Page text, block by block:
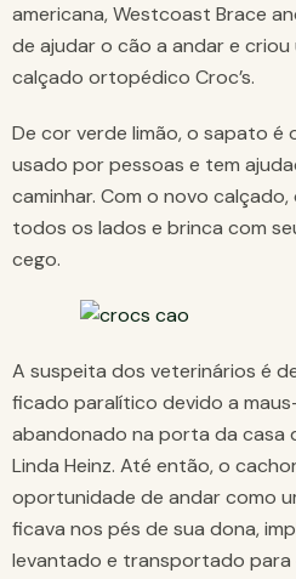
americana, Westcoast Brace
de ajudar o cão a andar e
calçado ortopédico Croc’s.
De cor verde limão, o sapato é
usado por pessoas e tem
caminhar. Com o novo
todos os lados e brinca com
cego.
A suspeita dos veterinários é
ficado paralítico devido a
abandonado na porta da casa
Linda Heinz. Até então, o
oportunidade de andar como
ficava nos pés de sua dona,
levantado e transportado para